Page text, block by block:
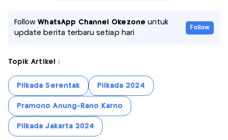
FollowWhatsApp Channel Okezone untuk
update berita terbaru setiap hari
Follow
Topik Artikel :
Pilkada Serentak Pilkada 2024
Pramono Anung-Rano Karno
Pilkada Jakarta 2024